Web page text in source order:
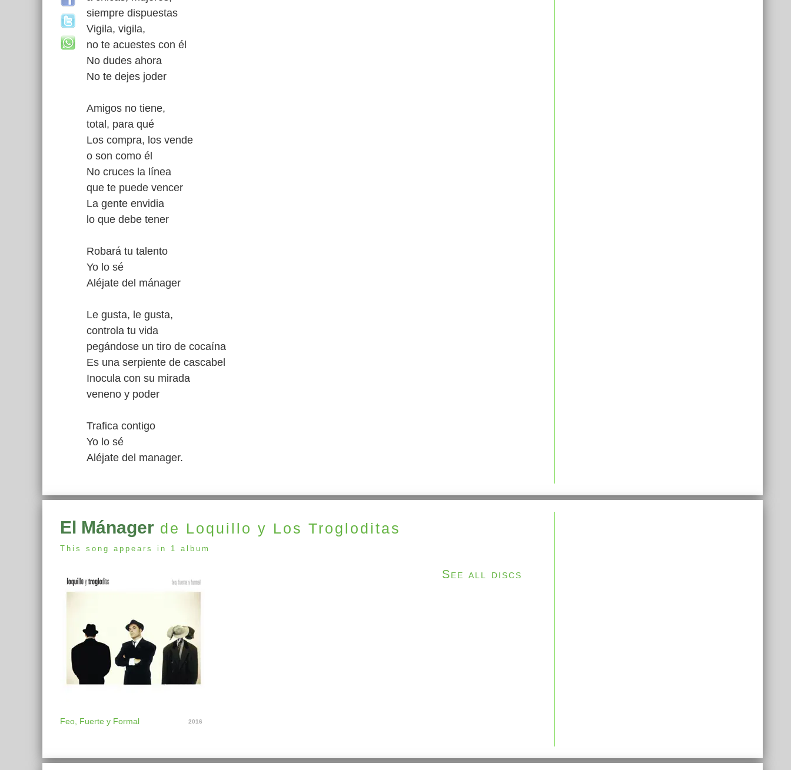
siempre dispuestas
Vigila, vigila,
no te acuestes con él
No dudes ahora
No te dejes joder
Amigos no tiene,
total, para qué
Los compra, los vende
o son como él
No cruces la línea
que te puede vencer
La gente envidia
lo que debe tener
Robará tu talento
Yo lo sé
Aléjate del mánager
Le gusta, le gusta,
controla tu vida
pegándose un tiro de cocaína
Es una serpiente de cascabel
Inocula con su mirada
veneno y poder
Trafica contigo
Yo lo sé
Aléjate del manager.
El Mánager de Loquillo y Los Trogloditas
This song appears in 1 album
Feo, Fuerte y Formal 2016
See all discs